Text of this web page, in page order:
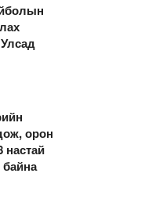
орон
настай
байна